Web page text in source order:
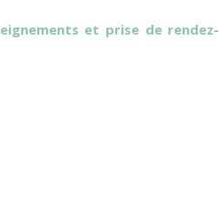
et prise de rendez-